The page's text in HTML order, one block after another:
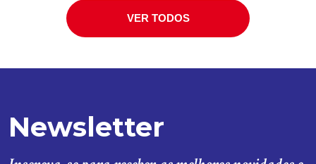
VER TODOS
Newsletter